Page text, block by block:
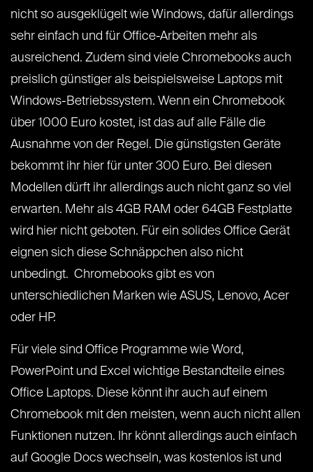
nicht so ausgeklügelt wie Windows, dafür allerdings
sehr einfach und für Office-Arbeiten mehr als
ausreichend. Zudem sind viele Chromebooks auch
preislich günstiger als beispielsweise Laptops mit
Windows-Betriebssystem. Wenn ein Chromebook
über 1000 Euro kostet, ist das auf alle Fälle die
Ausnahme von der Regel. Die günstigsten Geräte
bekommt ihr hier für unter 300 Euro. Bei diesen
Modellen dürft ihr allerdings auch nicht ganz so viel
erwarten. Mehr als 4GB RAM oder 64GB Festplatte
wird hier nicht geboten. Für ein solides Office Gerät
eignen sich diese Schnäppchen also nicht
unbedingt. Chromebooks gibt es von
unterschiedlichen Marken wie ASUS, Lenovo, Acer
oder HP.
Für viele sind Office Programme wie Word,
PowerPoint und Excel wichtige Bestandteile eines
Office Laptops. Diese könnt ihr auch auf einem
Chromebook mit den meisten, wenn auch nicht allen
Funktionen nutzen. Ihr könnt allerdings auch einfach
auf Google Docs wechseln, was kostenlos ist und